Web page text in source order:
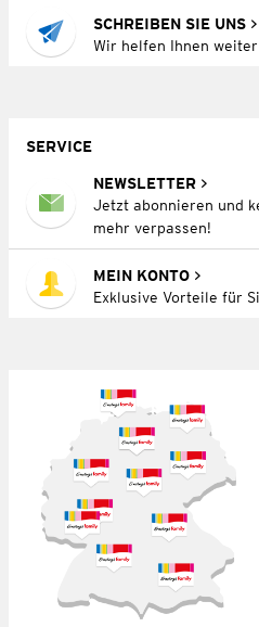
SCHREIBEN SIE UNS
Wir helfen Ihnen weiter
SERVICE
NEWSLETTER
Jetzt abonnieren und
mehr verpassen!
MEIN KONTO
Exklusive Vorteile für